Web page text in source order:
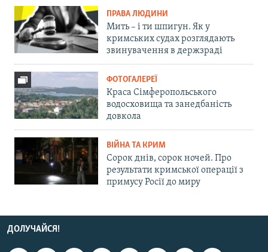
ПРАВА ЛЮДИНИ
Мить – і ти шпигун. Як у
кримських судах розглядають
звинувачення в держзраді
ФОТОГАЛЕРЕЇ
Краса Сімферопольського
водосховища та занедбаність
довкола
ВІЙНА ТА КРИМ
Сорок днів, сорок ночей. Про
результати кримської операції з
примусу Росії до миру
ДОЛУЧАЙСЯ!